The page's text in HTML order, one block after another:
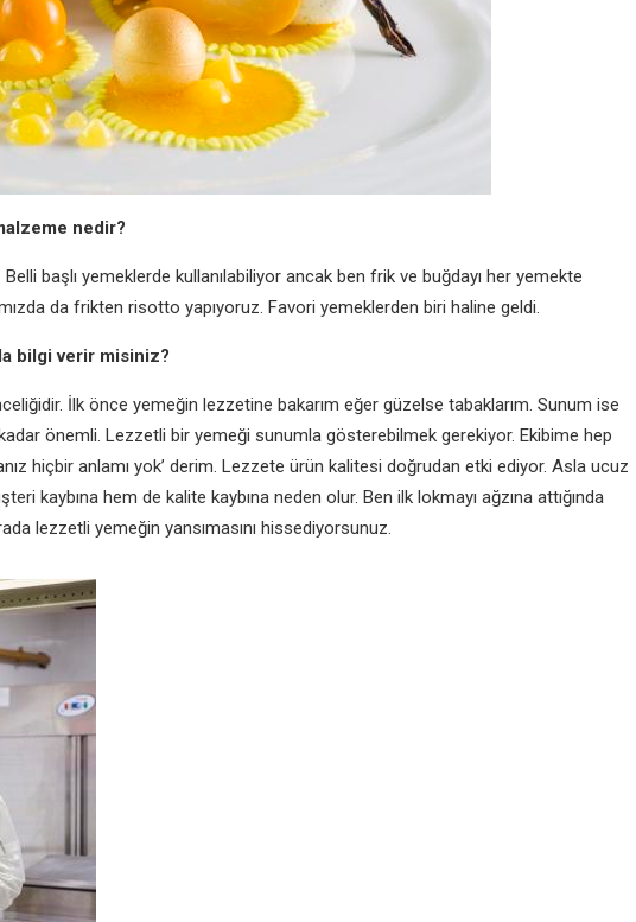
nedir?
başlı yemeklerde kullanılabiliyor ancak ben frik ve buğdayı her yemekte
da frikten risotto yapıyoruz. Favori yemeklerden biri haline geldi.
bilgi verir misiniz?
İlk önce yemeğin lezzetine bakarım eğer güzelse tabaklarım. Sunum ise
önemli. Lezzetli bir yemeği sunumla gösterebilmek gerekiyor. Ekibime hep
hiçbir anlamı yok’ derim. Lezzete ürün kalitesi doğrudan etki ediyor. Asla ucuz
kaybına hem de kalite kaybına neden olur. Ben ilk lokmayı ağzına attığında
lezzetli yemeğin yansımasını hissediyorsunuz.